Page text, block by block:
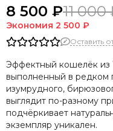
8 500 ₽11 000
Экономия 2 500 ₽
Оставить
Эффектный кошелёк из
выполненный в редком
изумрудного,
выглядит по-разному
подчёркивает
экземпляр уникален.